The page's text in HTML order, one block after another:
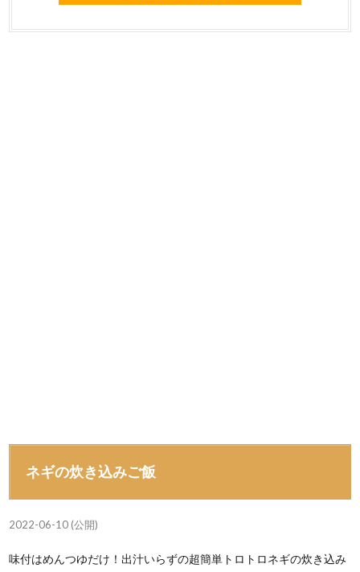
ネギの炊き込みご飯
2022-06-10 (公開)
味付はめんつゆだけ！出汁いらずの超簡単トロトロネギの炊き込み